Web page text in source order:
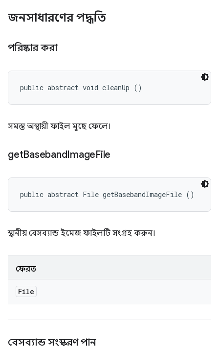
জনসাধারণের পদ্ধতি
পরিষ্কার করা
public abstract void cleanUp ()
সমস্ত অস্থায়ী ফাইল মুছে ফেলে।
getBasebandImageFile
public abstract File getBasebandImageFile ()
স্থানীয় বেসব্যান্ড ইমেজ ফাইলটি সংগ্রহ করুন।
ফেরত
File
বেসব্যান্ড সংস্করণ পান